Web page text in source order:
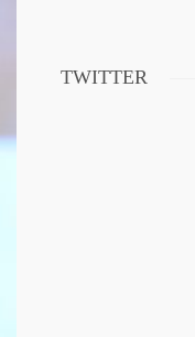
TWITTER